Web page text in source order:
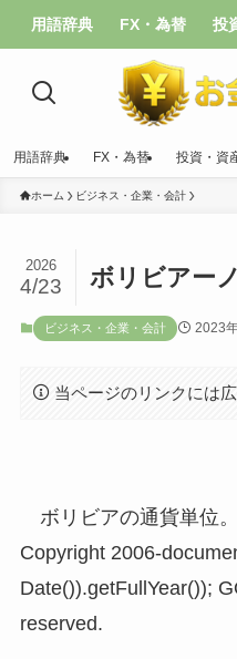
用語辞典 FX・為替 投
用語辞典 FX・為替 投資・資
ホーム ビジネス・企業・会計
ボリビアー
2026
4/23
ビジネス・企業・会計 2023
当ページのリンクには
ボリビアの通貨単位。
Copyright 2006-
Date()).getFullYear());
reserved.